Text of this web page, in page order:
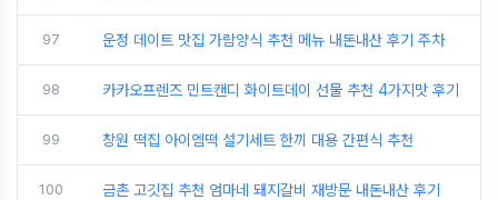
97 운정 데이트 맛집 가람양식 추천 메뉴 내돈내산 후기 주차
98 카카오프렌즈 민트캔디 화이트데이 선물 추천 4가지맛 후기
99 창원 떡집 아이엠떡 설기세트 한끼 대용 간편식 추천
100 금촌 고깃집 추천 엄마네 돼지갈비 재방문 내돈내산 후기